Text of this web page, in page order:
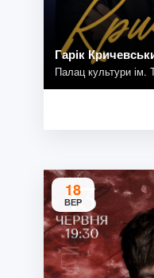
Гарік
Палац культури ім.
18
ВЕР